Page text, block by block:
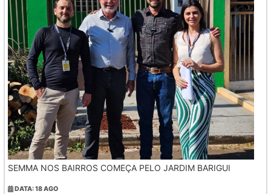
SEMMA NOS BAIRROS COMEÇA PELO JARDIM BARIGUI
DATA: 18 AGO